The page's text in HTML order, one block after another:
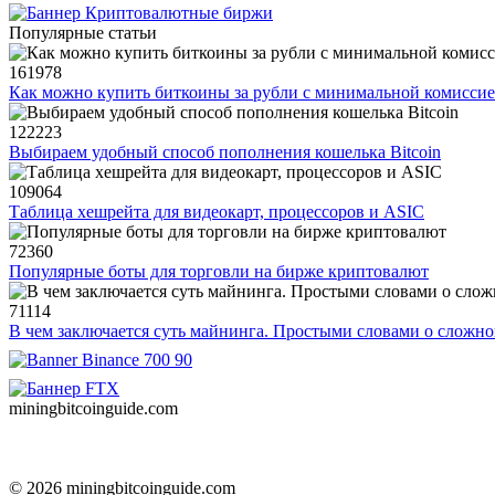
Популярные статьи
161978
Как можно купить биткоины за рубли с минимальной
122223
Выбираем удобный способ пополнения кошелька Bitcoin
109064
Таблица хешрейта для видеокарт, процессоров и ASIC
72360
Популярные боты для торговли на бирже криптовалют
71114
В чем заключается суть майнинга. Простыми словами о
miningbitcoinguide.com
© 2026 miningbitcoinguide.com